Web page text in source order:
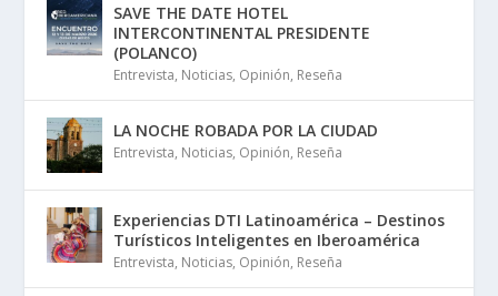
SAVE THE DATE HOTEL
INTERCONTINENTAL PRESIDENTE
(POLANCO)
Entrevista, Noticias, Opinión, Reseña
LA NOCHE ROBADA POR LA CIUDAD
Entrevista, Noticias, Opinión, Reseña
Experiencias DTI Latinoamérica – Destinos
Turísticos Inteligentes en Iberoamérica
Entrevista, Noticias, Opinión, Reseña